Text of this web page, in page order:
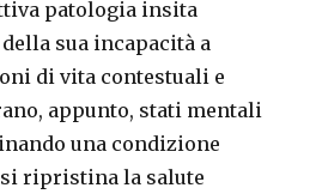
patologia insita
sua incapacità a
di vita contestuali e
appunto, stati mentali
una condizione
ripristina la salute